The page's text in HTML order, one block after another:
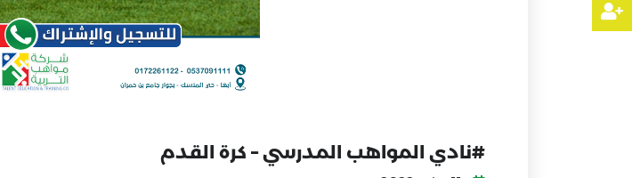
#نادي المواهب المدرسي – كرة القدم